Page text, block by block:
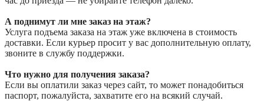
А поднимут ли мне заказ на этаж?
Услуга подъема заказа на этаж уже включена в стоимость
доставки. Если курьер просит у вас дополнительную оплату,
звоните в службу поддержки.
Что нужно для получения заказа?
Если вы оплатили заказ через сайт, то может понадобиться
паспорт, пожалуйста, захватите его на всякий случай.